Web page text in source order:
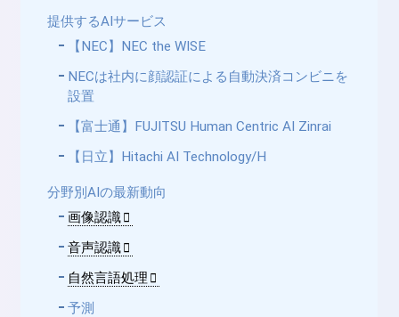
提供するAIサービス
【NEC】NEC the WISE
NECは社内に顔認証による自動決済コンビニを
設置
【富士通】FUJITSU Human Centric AI Zinrai
【日立】Hitachi AI Technology/H
分野別AIの最新動向
画像認識
音声認識
自然言語処理
予測